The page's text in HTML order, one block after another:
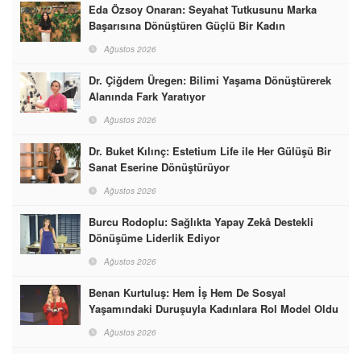
Eda Özsoy Onaran: Seyahat Tutkusunu Marka
Başarısına Dönüştüren Güçlü Bir Kadın
Ağustos 2026
Dr. Çiğdem Üregen: Bilimi Yaşama Dönüştürerek
Alanında Fark Yaratıyor
Ağustos 2026
Dr. Buket Kılınç: Estetium Life ile Her Gülüşü Bir
Sanat Eserine Dönüştürüyor
Ağustos 2026
Burcu Rodoplu: Sağlıkta Yapay Zekâ Destekli
Dönüşüme Liderlik Ediyor
Ağustos 2026
Benan Kurtuluş: Hem İş Hem De Sosyal
Yaşamındaki Duruşuyla Kadınlara Rol Model Oldu
Ağustos 2026